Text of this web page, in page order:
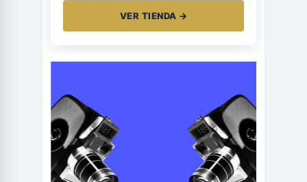
VER TIENDA →